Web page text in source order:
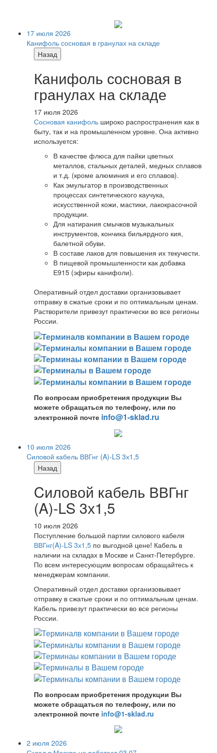
17 июля 2026
Канифоль сосновая в гранулах на складе
Назад
Канифоль сосновая в
гранулах на складе
17 июля 2026
Сосновая канифоль широко распространения как в
быту, так и на промышленном уровне. Она активно
используется:
В качестве флюса для пайки цветных
металлов, стальных деталей, медных сплавов
и т.д. (кроме алюминия и его сплавов).
Как эмульгатор в производственных
процессах синтетического каучука,
искусственной кожи, мастики, лакокрасочной
продукции.
Для натирания смычков музыкальных
инструментов, кончика бильярдного кия,
балетной обуви.
В составе лаков для повышения их текучести.
В пищевой промышленности как добавка
Е915 (эфиры канифоли).
Оперативный отдел доставки организовывает
отправку в сжатые сроки и по оптимальным ценам.
Растворители привезут практически во все регионы
России.
По вопросам приобретения продукции Вы
можете обращаться по телефону, или по
электронной почте info@1-sklad.ru
10 июля 2026
Cиловой кабель ВВГнг (A)-LS 3х1,5
Назад
Cиловой кабель ВВГнг
(A)-LS 3х1,5
10 июля 2026
Поступление большой партии силового кабеля
ВВГнг(A)-LS 3х1,5 по выгодной цене! Кабель в
наличии на складах в Москве и Санкт-Петербурге.
По всем интересующим вопросам обращайтесь к
менеджерам компании.
Оперативный отдел доставки организовывает
отправку в сжатые сроки и по оптимальным ценам.
Кабель привезут практически во все регионы
России.
По вопросам приобретения продукции Вы
можете обращаться по телефону, или по
электронной почте info@1-sklad.ru
2 июля 2026